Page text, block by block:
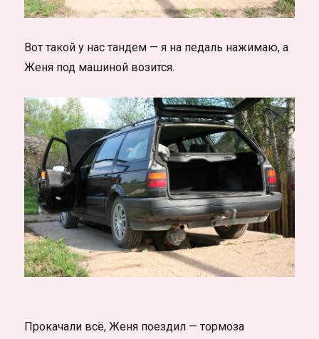
Вот такой у нас тандем — я на педаль нажимаю, а
Женя под машиной возится.
Прокачали всё, Женя поездил — тормоза